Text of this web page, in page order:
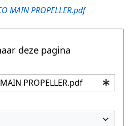
MAIN PROPELLER.pdf
deze pagina